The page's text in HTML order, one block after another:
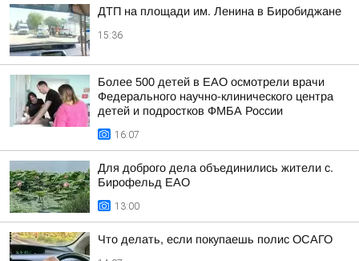
ДТП на площади им. Ленина в Биробиджане
15:36
Более 500 детей в ЕАО осмотрели врачи
Федерального научно-клинического центра
детей и подростков ФМБА России
16:07
Для доброго дела объединились жители с.
Бирофельд ЕАО
13:00
Что делать, если покупаешь полис ОСАГО